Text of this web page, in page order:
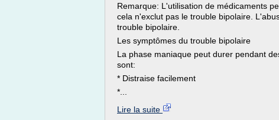
Remarque: L'utilisation de médicaments
cela n'exclut pas le trouble bipolaire.
trouble bipolaire.
Les symptômes du trouble bipolaire
La phase maniaque peut durer pendant
sont:
* Distraise facilement
*...
Lire la suite